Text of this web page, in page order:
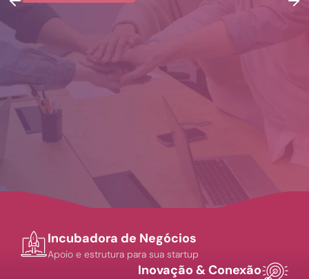
Incubadora de Negócios
Apoio e estrutura para sua startup
Inovação & Conexão